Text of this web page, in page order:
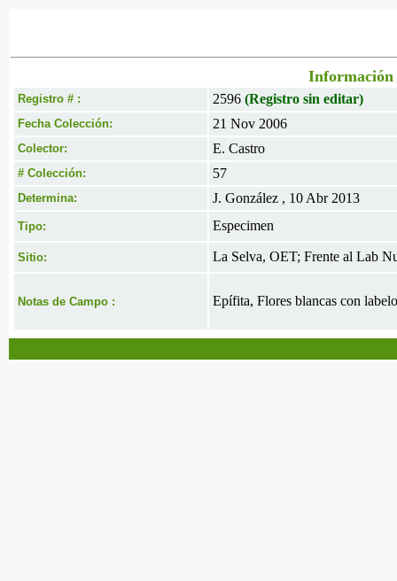
Información
Registro # : 2596 (Registro sin editar)
Fecha Colección: 21 Nov 2006
Colector: E. Castro
# Colección: 57
Determina: J. González , 10 Abr 2013
Tipo: Especimen
Sitio: La Selva, OET; Frente al Lab
Notas de Campo : Epífita, Flores blancas con